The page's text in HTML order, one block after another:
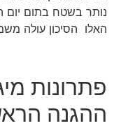
נותר בשטח בתום יום
האלו הסיכון עולה
פתרונות
ההגנה